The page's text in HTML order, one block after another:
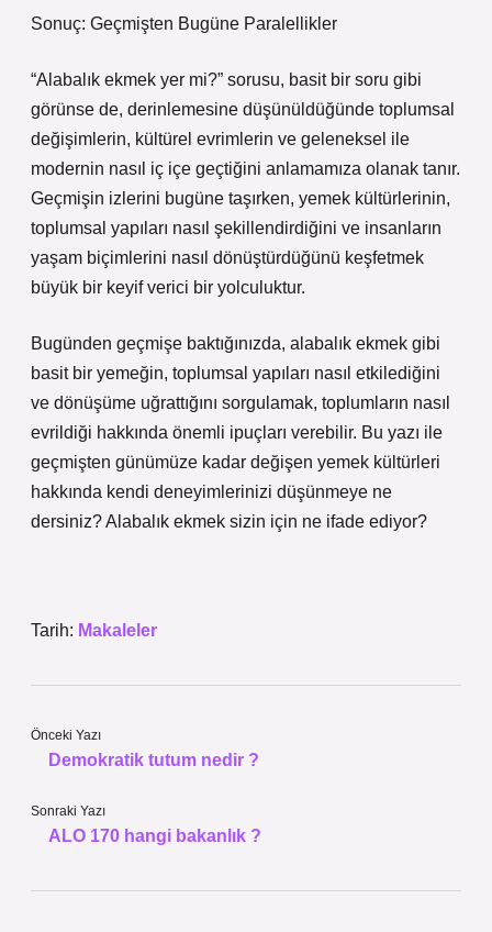
Sonuç: Geçmişten Bugüne Paralellikler
“Alabalık ekmek yer mi?” sorusu, basit bir soru gibi
görünse de, derinlemesine düşünüldüğünde toplumsal
değişimlerin, kültürel evrimlerin ve geleneksel ile
modernin nasıl iç içe geçtiğini anlamamıza olanak tanır.
Geçmişin izlerini bugüne taşırken, yemek kültürlerinin,
toplumsal yapıları nasıl şekillendirdiğini ve insanların
yaşam biçimlerini nasıl dönüştürdüğünü keşfetmek
büyük bir keyif verici bir yolculuktur.
Bugünden geçmişe baktığınızda, alabalık ekmek gibi
basit bir yemeğin, toplumsal yapıları nasıl etkilediğini
ve dönüşüme uğrattığını sorgulamak, toplumların nasıl
evrildiği hakkında önemli ipuçları verebilir. Bu yazı ile
geçmişten günümüze kadar değişen yemek kültürleri
hakkında kendi deneyimlerinizi düşünmeye ne
dersiniz? Alabalık ekmek sizin için ne ifade ediyor?
Tarih: Makaleler
Önceki Yazı
Demokratik tutum nedir ?
Sonraki Yazı
ALO 170 hangi bakanlık ?